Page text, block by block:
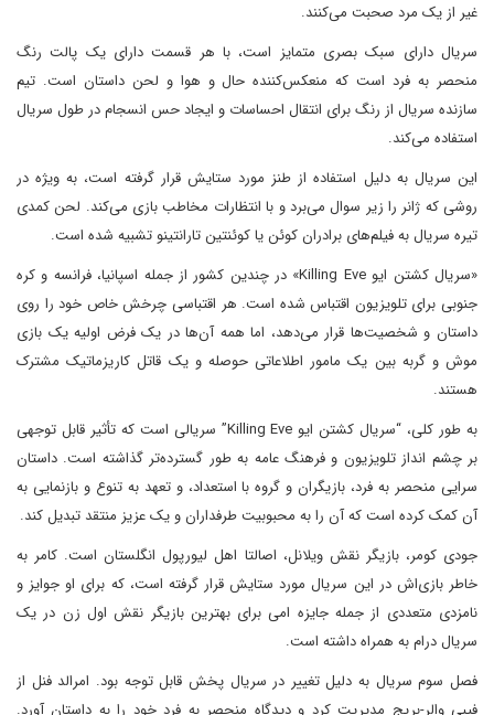
غیر از یک مرد صحبت می‌کنند.
سریال دارای سبک بصری متمایز است، با هر قسمت دارای یک پالت رنگ
منحصر به فرد است که منعکس‌کننده حال و هوا و لحن داستان است. تیم
سازنده سریال از رنگ برای انتقال احساسات و ایجاد حس انسجام در طول سریال
استفاده می‌کند.
این سریال به دلیل استفاده از طنز مورد ستایش قرار گرفته است، به ویژه در
روشی که ژانر را زیر سوال می‌برد و با انتظارات مخاطب بازی می‌کند. لحن کمدی
تیره سریال به فیلم‌های برادران کوئن یا کوئنتین تارانتینو تشبیه شده است.
«سریال کشتن ایو Killing Eve» در چندین کشور از جمله اسپانیا، فرانسه و کره
جنوبی برای تلویزیون اقتباس شده است. هر اقتباسی چرخش خاص خود را روی
داستان و شخصیت‌ها قرار می‌دهد، اما همه آن‌ها در یک فرض اولیه یک بازی
موش و گربه بین یک مامور اطلاعاتی حوصله و یک قاتل کاریزماتیک مشترک
هستند.
به طور کلی، “سریال کشتن ایو Killing Eve” سریالی است که تأثیر قابل توجهی
بر چشم انداز تلویزیون و فرهنگ عامه به طور گسترده‌تر گذاشته است. داستان
سرایی منحصر به فرد، بازیگران و گروه با استعداد، و تعهد به تنوع و بازنمایی به
آن کمک کرده است که آن را به محبوبیت طرفداران و یک عزیز منتقد تبدیل کند.
جودی کومر، بازیگر نقش ویلانل، اصالتا اهل لیورپول انگلستان است. کامر به
خاطر بازی‌اش در این سریال مورد ستایش قرار گرفته است، که برای او جوایز و
نامزدی متعددی از جمله جایزه امی برای بهترین بازیگر نقش اول زن در یک
سریال درام به همراه داشته است.
فصل سوم سریال به دلیل تغییر در سریال پخش قابل توجه بود. امرالد فنل از
فیبی والر-بریج مدیریت کرد و دیدگاه منحصر به فرد خود را به داستان آورد.